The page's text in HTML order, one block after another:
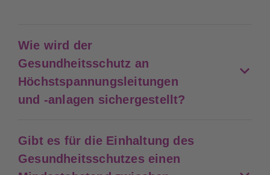
Wie wird der
Gesundheitsschutz an
Höchstspannungsleitungen
und -anlagen sichergestellt?
Gibt es für die Einhaltung des
Gesundheitsschutzes einen